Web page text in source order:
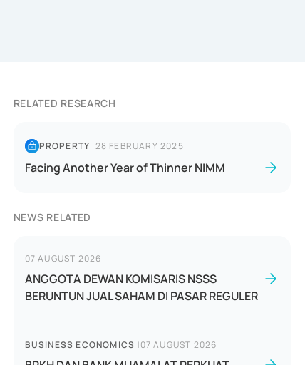
RELATED RESEARCH
PROPERTY| 28 FEBRUARY 2025
Facing Another Year of Thinner NIMM
NEWS RELATED
07 AUGUST 2026
ANGGOTA DEWAN KOMISARIS NSSS
BERUNTUN JUAL SAHAM DI PASAR REGULER
BUSINESS ECONOMICS |07 AUGUST 2026